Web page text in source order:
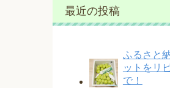
最近の投稿
ふるさと
ットをリ
で！